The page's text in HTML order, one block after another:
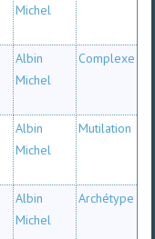
Michel
Albin
Michel
Complexe
Albin
Michel
Mutilation
Albin
Michel
Archétype